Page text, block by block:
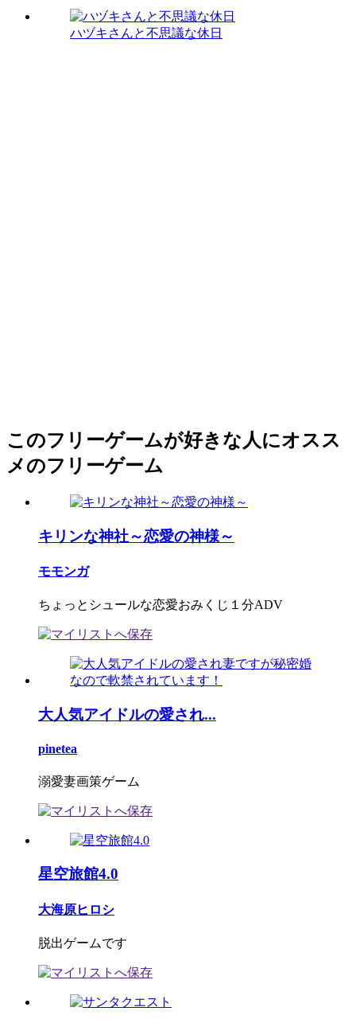
ハヅキさんと不思議な休日
このフリーゲームが好きな人にオスス
メのフリーゲーム
キリンな神社～恋愛の神様～
モモンガ
ちょっとシュールな恋愛おみくじ１分ADV
大人気アイドルの愛され...
pinetea
溺愛妻画策ゲーム
星空旅館4.0
大海原ヒロシ
脱出ゲームです